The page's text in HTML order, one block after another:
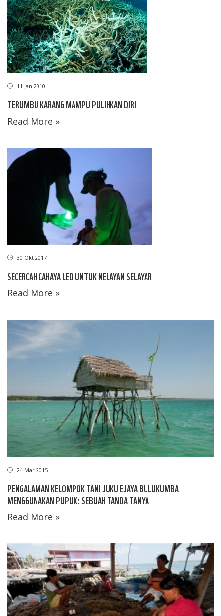
11 Jan 2010
TERUMBU KARANG MAMPU PULIHKAN DIRI
Read More »
30 Okt 2017
SECERCAH CAHAYA LED UNTUK NELAYAN SELAYAR
Read More »
24 Mar 2015
PENGALAMAN KELOMPOK TANI JUKU EJAYA BULUKUMBA
MENGGUNAKAN PUPUK: SEBUAH TANDA TANYA
Read More »